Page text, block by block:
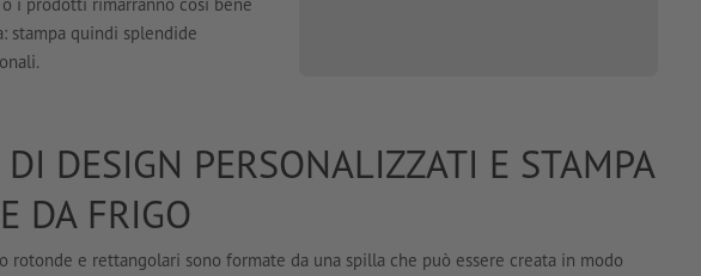
stampa quindi splendide
DESIGN PERSONALIZZATI E STAMPA
DA FRIGO
rotonde e rettangolari sono formate da una spilla che può essere creata in modo